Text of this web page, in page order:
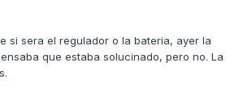
si sera el regulador o la bateria, ayer la
que estaba solucinado, pero no. La